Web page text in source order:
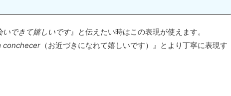
いできて嬉しいです』と伝えたい時はこの表現が使えます。
conchecer （お近づきになれて嬉しいです）』とより丁寧に表現す